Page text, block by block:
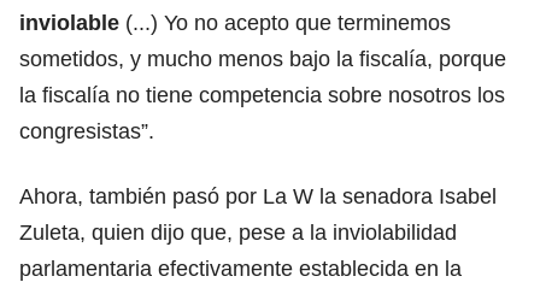
inviolable (...) Yo no acepto que terminemos
sometidos, y mucho menos bajo la fiscalía, porque
la fiscalía no tiene competencia sobre nosotros los
congresistas”.
Ahora, también pasó por La W la senadora Isabel
Zuleta, quien dijo que, pese a la inviolabilidad
parlamentaria efectivamente establecida en la